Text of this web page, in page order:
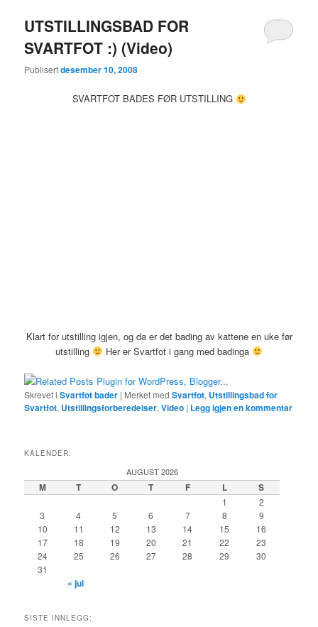
UTSTILLINGSBAD FOR
SVARTFOT :) (Video)
Publisertdesember 10, 2008
SVARTFOT BADES FØR UTSTILLING
Klart for utstilling igjen, og da er det bading av kattene en uke før
utstilling
Her er Svartfot i gang med badinga
Skrevet i Svartfot bader | Merket med Svartfot, Utstillingsbad for
Svartfot, Utstillingsforberedelser,Video | Legg igjen en kommentar
KALENDER:
AUGUST 2026
M T O T F L S
1
2
3
4 5 6 7 8
9
10
11 12 13 14 15
16
17
18 19 20 21 22
23
24
25 26 27 28 29
30
31
« jul
SISTE INNLEGG: